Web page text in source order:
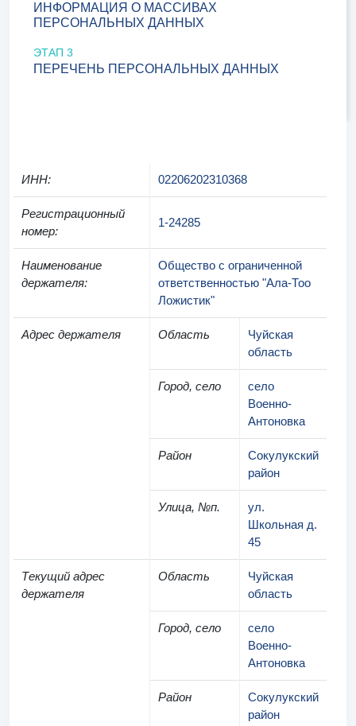
ИНФОРМАЦИЯ О МАССИВАХ
ПЕРСОНАЛЬНЫХ ДАННЫХ
ЭТАП 3
ПЕРЕЧЕНЬ ПЕРСОНАЛЬНЫХ ДАННЫХ
ИНН: 02206202310368
Регистрационный
номер:
1-24285
Наименование
держателя:
Общество с ограниченной
ответственностью "Ала-Тоо
Ложистик"
Адрес держателя Область
Чуйская
область
Город, село
село
Военно-
Антоновка
Район
Сокулукский
район
Улица, №п.
ул.
Школьная д.
45
Текущий адрес
держателя
Область
Чуйская
область
Город, село
село
Военно-
Антоновка
Район
Сокулукский
район